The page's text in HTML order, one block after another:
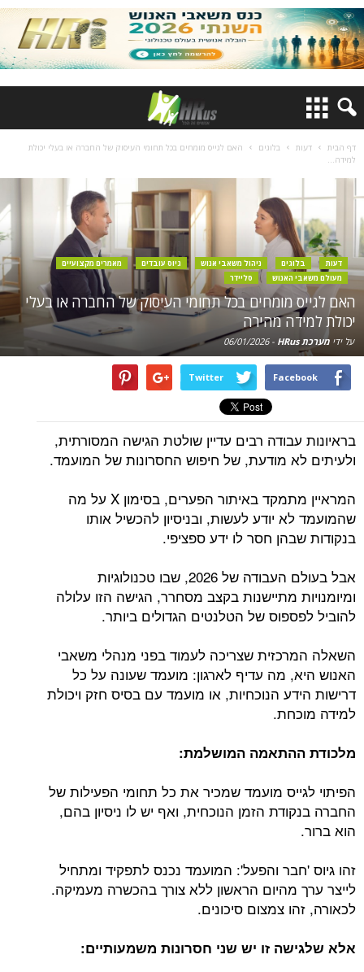
דף הבית דעות בלוגים
האם לגייס מומחים בכל תחומי העיסוק של החברה או בעלי יכולת
למידה...
דעות בלוגים ניהול משאבי אנוש גיוס עובדים
מאמרים מקצועיים
מעולם משאבי האנוש
סליידר
האם לגייס מומחים בכל תחומי העיסוק של החברה או בעלי
יכולת למידה מהירה
על ידי מערכת HRus -
06/01/2026
Facebook
Twitter
בראיונות עבודה רבים עדיין שולטת הגישה המסורתית,
ולעיתים לא מודעת, של חיפוש החסרונות של המועמד.
המראיין מתמקד באיתור הפערים, בסימון X על מה
שהמועמד לא יודע לעשות, ובניסיון להכשיל אותו
בנקודות שבהן חסר לו ידע ספציפי.
אבל בעולם העבודה של 2026, שבו טכנולוגיות
ומיומנויות מתיישנות בקצב מסחרר, הגישה הזו עלולה
להוביל לפספוס של הטלנטים הגדולים ביותר.
השאלה המרכזית שצריכה לעמוד בפני מנהלי משאבי
האנוש היא, מה עדיף לארגון: מועמד שעונה על כל
דרישות הידע הנוכחיות, או מועמד עם בסיס חזק ויכולת
למידה מוכחת.
מלכודת ההתאמה המושלמת:
הפיתוי לגייס מועמד שמכיר את כל תחומי הפעילות של
החברה בנקודת הזמן הנוכחית, ואף יש לו ניסיון בהם,
הוא ברור.
זהו גיוס 'חבר והפעל': המועמד נכנס לתפקיד ומתחיל
לייצר ערך מהיום הראשון ללא צורך בהכשרה מעמיקה.
לכאורה, זהו צמצום סיכונים.
אלא שלגישה זו יש שני חסרונות משמעותיים: